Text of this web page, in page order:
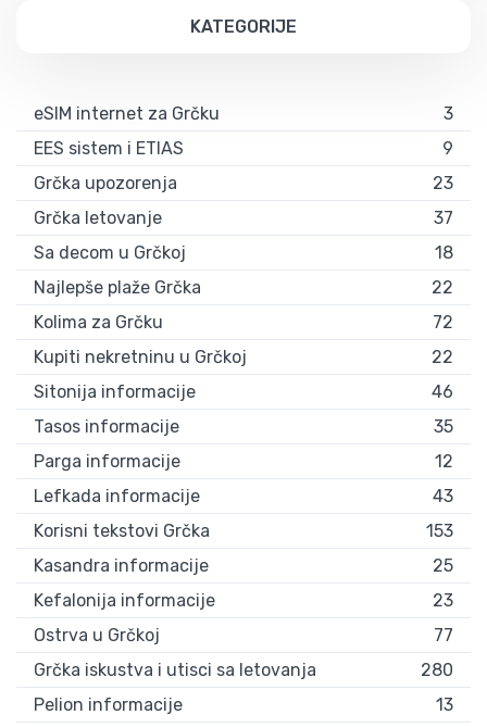
KATEGORIJE
eSIM internet za Grčku
3
EES sistem i ETIAS
9
Grčka upozorenja
23
Grčka letovanje
37
Sa decom u Grčkoj
18
Najlepše plaže Grčka
22
Kolima za Grčku
72
Kupiti nekretninu u Grčkoj
22
Sitonija informacije
46
Tasos informacije
35
Parga informacije
12
Lefkada informacije
43
Korisni tekstovi Grčka
153
Kasandra informacije
25
Kefalonija informacije
23
Ostrva u Grčkoj
77
Grčka iskustva i utisci sa letovanja
280
Pelion informacije
13